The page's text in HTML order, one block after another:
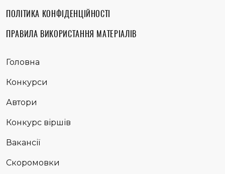
ПОЛІТИКА КОНФІДЕНЦІЙНОСТІ
ПРАВИЛА ВИКОРИСТАННЯ МАТЕРІАЛІВ
Головна
Конкурси
Автори
Конкурс віршів
Вакансії
Скоромовки